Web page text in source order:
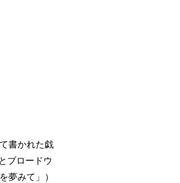
書かれた戯
ブロードウ
夢みて」）